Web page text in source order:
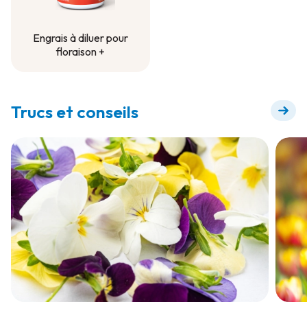
Engrais à diluer pour
floraison +
Trucs et conseils